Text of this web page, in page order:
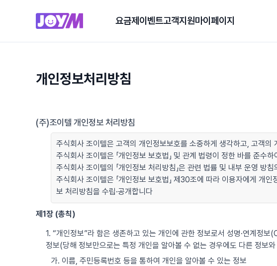
요금제 이벤트고객지원마이페이지
개인정보처리방침
(주)조이텔 개인정보 처리방침
주식회사 조이텔은 고객의 개인정보보호를 소중하게 생각하고, 고객
주식회사 조이텔은 「개인정보 보호법」 및 관계 법령이 정한 바를 준
주식회사 조이텔의 「개인정보 처리방침」은 관련 법률 및 내부 운영 방
주식회사 조이텔은 「개인정보 보호법」 제30조에 따라 이용자에게 개
보 처리방침을 수립·공개합니다
제1장 (총칙)
1. “개인정보”라 함은 생존하고 있는 개인에 관한 정보로서 성명·연계정
정보(당해 정보만으로는 특정 개인을 알아볼 수 없는 경우에도 다른 정보
가. 이름, 주민등록번호 등을 통하여 개인을 알아볼 수 있는 정보